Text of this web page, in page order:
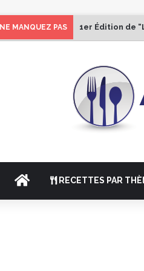
NE MANQUEZ PAS 1er Édition de
ACCUEILRECETTES PAR